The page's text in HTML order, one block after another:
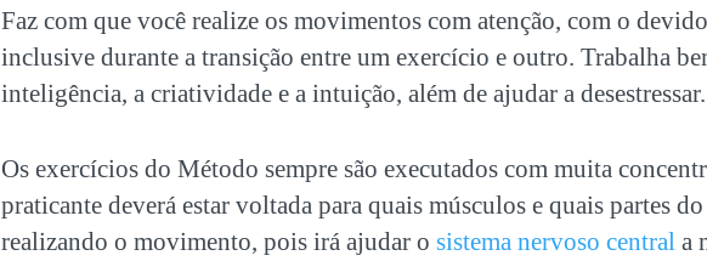
Faz com que você realize os movimentos com atenção, com o
inclusive durante a transição entre um exercício e outro. Trabalha
inteligência, a criatividade e a intuição, além de ajudar a desestressar.
Os exercícios do Método sempre são executados com muita
praticante deverá estar voltada para quais músculos e quais partes
realizando o movimento, pois irá ajudar o sistema nervoso central a